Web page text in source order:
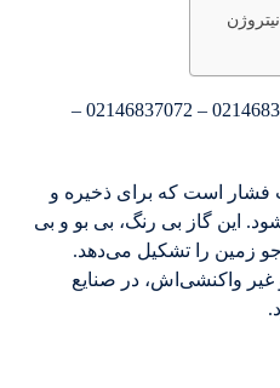
شرکت سپهر گاز کاویان: 02146835980 – 02146837072 –
است که برای ذخیره و
این گاز بی رنگ، بی بو و بی
78 درصد از جو زمین را تشکیل می‌دهد.
غیر واکنشی‌اش، در صنایع